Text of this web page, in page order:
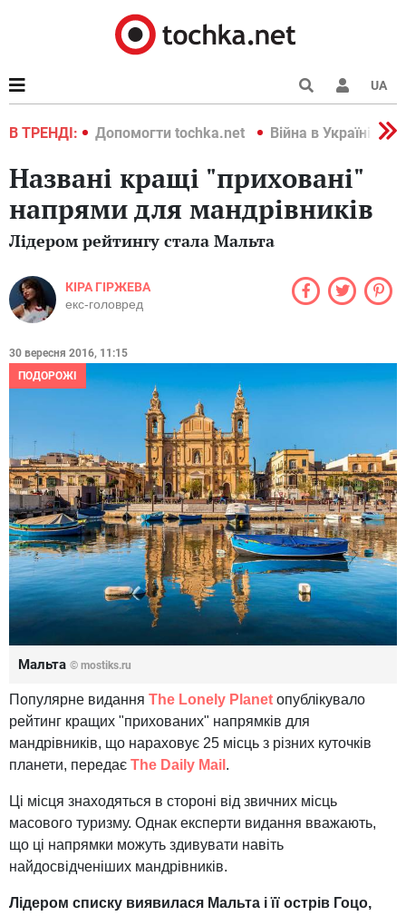
UA
В ТРЕНДІ:
2022 Допомогти tochka.net Війна в Україні 2022
Названі кращі "приховані"
напрями для мандрівників
Лідером рейтингу стала Мальта
КІРА ГІРЖЕВА
екс-головред
30 вересня 2016, 11:15
ПОДОРОЖІ
Мальта © mostiks.ru
Популярне видання The Lonely Planet опублікувало
рейтинг кращих "прихованих" напрямків для
мандрівників, що нараховує 25 місць з різних куточків
планети, передає The Daily Mail .
Ці місця знаходяться в стороні від звичних місць
масового туризму. Однак експерти видання вважають,
що ці напрямки можуть здивувати навіть
найдосвідченіших мандрівників.
Лідером списку виявилася Мальта і її острів Гоцо,